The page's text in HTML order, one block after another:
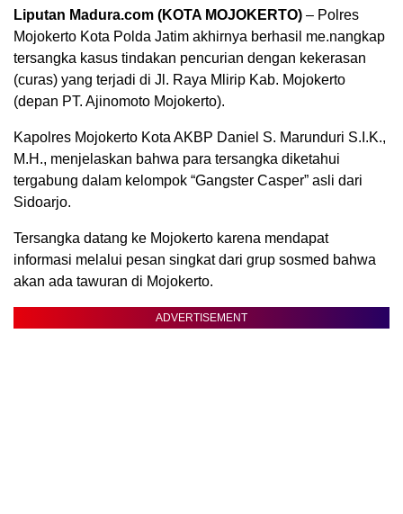
Liputan Madura.com (KOTA MOJOKERTO) – Polres
Mojokerto Kota Polda Jatim akhirnya berhasil me.nangkap
tersangka kasus tindakan pencurian dengan kekerasan
(curas) yang terjadi di Jl. Raya Mlirip Kab. Mojokerto
(depan PT. Ajinomoto Mojokerto).
Kapolres Mojokerto Kota AKBP Daniel S. Marunduri S.I.K.,
M.H., menjelaskan bahwa para tersangka diketahui
tergabung dalam kelompok “Gangster Casper” asli dari
Sidoarjo.
Tersangka datang ke Mojokerto karena mendapat
informasi melalui pesan singkat dari grup sosmed bahwa
akan ada tawuran di Mojokerto.
ADVERTISEMENT